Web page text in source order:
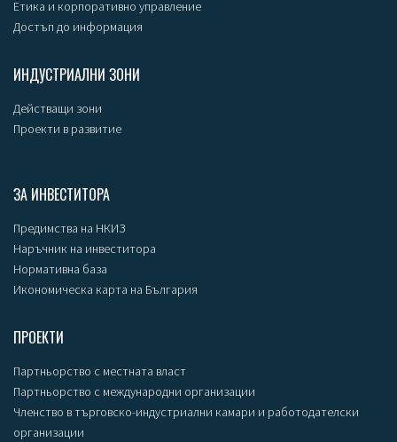
Етика и корпоративно управление
Достъп до информация
ИНДУСТРИАЛНИ ЗОНИ
Действащи зони
Проекти в развитие
ЗА ИНВЕСТИТОРА
Предимства на НКИЗ
Наръчник на инвеститора
Нормативна база
Икономическа карта на България
ПРОЕКТИ
Партньорство с местната власт
Партньорство с международни организации
Членство в търговско-индустриални камари и работодателски
организации